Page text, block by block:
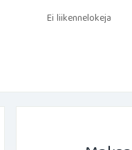
Ei liikennelokeja